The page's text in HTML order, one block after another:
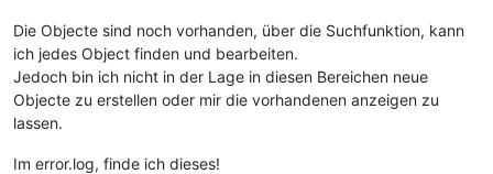
Die Objecte sind noch vorhanden, über die Suchfunktion, kann
ich jedes Object finden und bearbeiten.
Jedoch bin ich nicht in der Lage in diesen Bereichen neue
Objecte zu erstellen oder mir die vorhandenen anzeigen zu
lassen.
Im error.log, finde ich dieses!